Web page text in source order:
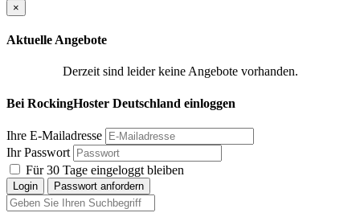
×
Aktuelle Angebote
Derzeit sind leider keine Angebote vorhanden.
Bei RockingHoster Deutschland einloggen
Ihre E-Mailadresse
Ihr Passwort
Für 30 Tage eingeloggt bleiben
Login Passwort anfordern